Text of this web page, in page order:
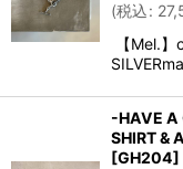
(税込:
【Mel.】
-HAVE A
SHIRT &
[GH204]